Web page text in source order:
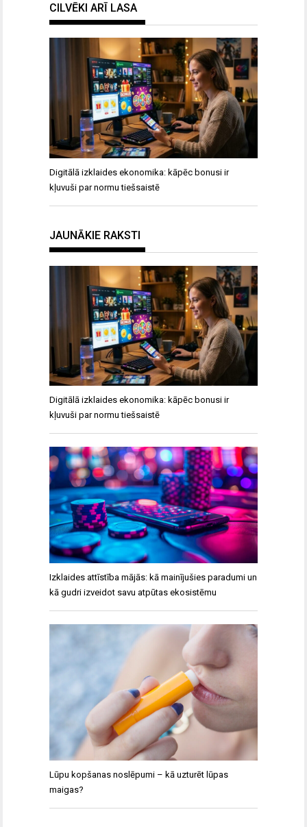
CILVĒKI ARĪ LASA
Digitālā izklaides ekonomika: kāpēc bonusi ir
kļuvuši par normu tiešsaistē
JAUNĀKIE RAKSTI
Digitālā izklaides ekonomika: kāpēc bonusi ir
kļuvuši par normu tiešsaistē
Izklaides attīstība mājās: kā mainījušies paradumi un
kā gudri izveidot savu atpūtas ekosistēmu
Lūpu kopšanas noslēpumi – kā uzturēt lūpas
maigas?